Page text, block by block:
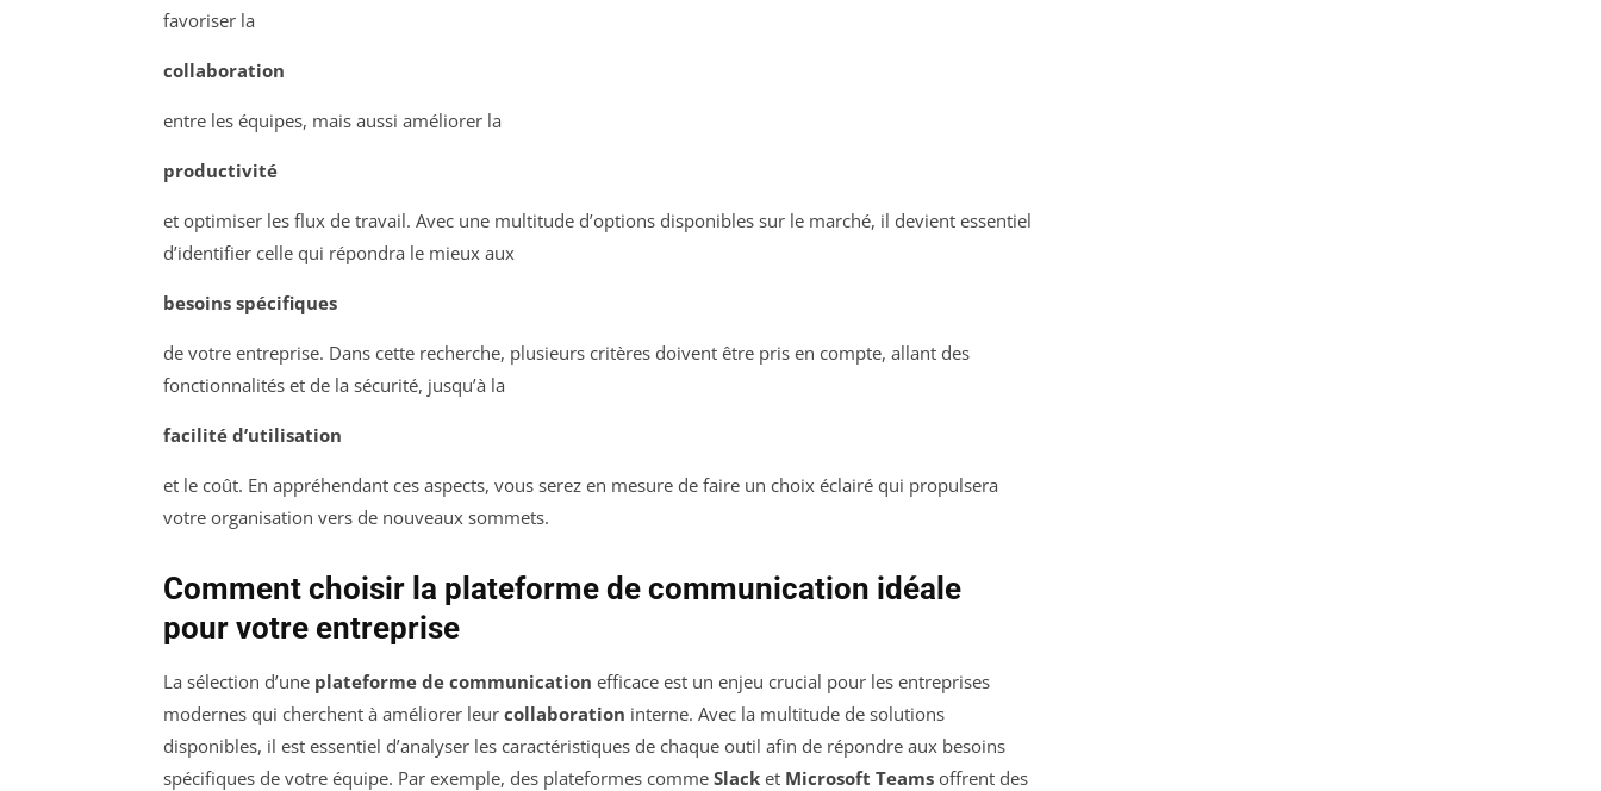
favoriser la
collaboration
entre les équipes, mais aussi améliorer la
productivité
et optimiser les flux de travail. Avec une multitude d’options disponibles sur le marché, il devient essentiel
d’identifier celle qui répondra le mieux aux
besoins spécifiques
de votre entreprise. Dans cette recherche, plusieurs critères doivent être pris en compte, allant des
fonctionnalités et de la sécurité, jusqu’à la
facilité d’utilisation
et le coût. En appréhendant ces aspects, vous serez en mesure de faire un choix éclairé qui propulsera
votre organisation vers de nouveaux sommets.
Comment choisir la plateforme de communication idéale
pour votre entreprise
La sélection d’une plateforme de communication efficace est un enjeu crucial pour les entreprises
modernes qui cherchent à améliorer leur collaboration interne. Avec la multitude de solutions
disponibles, il est essentiel d’analyser les caractéristiques de chaque outil afin de répondre aux besoins
spécifiques de votre équipe. Par exemple, des plateformes comme Slack et Microsoft Teams offrent des